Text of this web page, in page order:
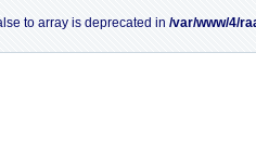
to array is deprecated in /var/www/4/